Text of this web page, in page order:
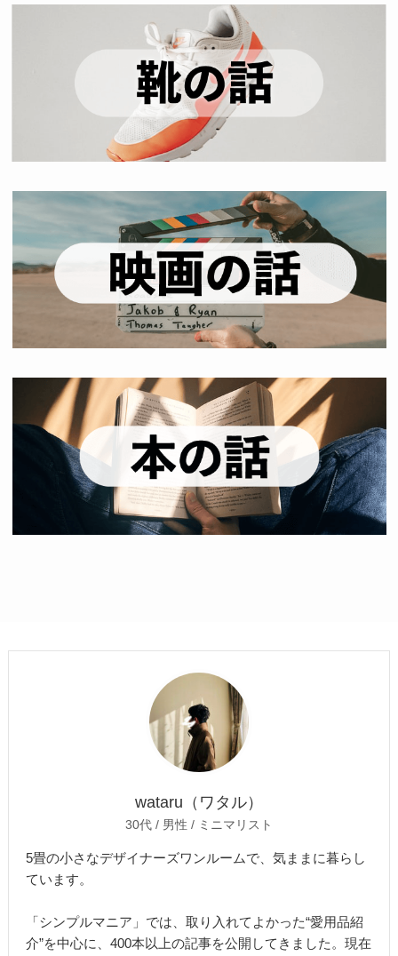
wataru（ワタル）
30代 / 男性 / ミニマリスト
5畳の小さなデザイナーズワンルームで、気ままに暮らし
ています。
「シンプルマニア」では、取り入れてよかった“愛用品紹
介”を中心に、400本以上の記事を公開してきました。現在